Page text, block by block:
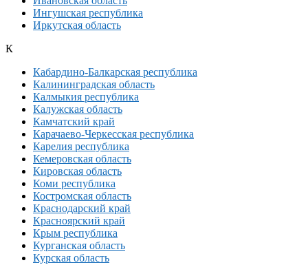
Ингушская республика
Иркутская область
К
Кабардино-Балкарская республика
Калининградская область
Калмыкия республика
Калужская область
Камчатский край
Карачаево-Черкесская республика
Карелия республика
Кемеровская область
Кировская область
Коми республика
Костромская область
Краснодарский край
Красноярский край
Крым республика
Курганская область
Курская область